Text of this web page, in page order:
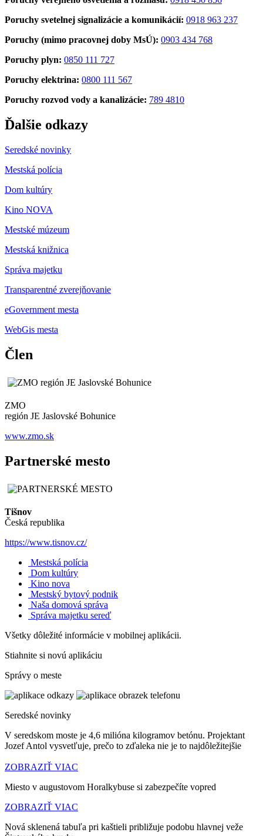
Poruchy svetelnej signalizácie a komunikácií: 0918 963 237
Poruchy (mimo pracovnej doby MsÚ): 0903 434 768
Poruchy plyn: 0850 111 727
Poruchy elektrina: 0800 111 567
Poruchy rozvod vody a kanalizácie: 789 4810
Ďalšie odkazy
Seredské novinky
Mestská polícia
Dom kultúry
Kino NOVA
Mestské múzeum
Mestská knižnica
Správa majetku
Transparentné zverejňovanie
eGovernment mesta
WebGis mesta
Člen
ZMO
región JE Jaslovské Bohunice
www.zmo.sk
Partnerské mesto
Tišnov
Česká republika
https://www.tisnov.cz/
Mestská polícia
Dom kultúry
Kino nova
Mestský bytový podnik
Naša domová správa
Správa majetku sereď
Všetky dôležité informácie v mobilnej aplikácii.
Stiahnite si novú aplikáciu
Správy o meste
Seredské novinky
V seredskom moste je 4,6 milióna kilogramov betónu. Projektant
Jozef Antol vysvetľuje, prečo to zďaleka nie je to najdôležitejšie
ZOBRAZIŤ VIAC
Miesto v augustovom Horalkybuse si zabezpečíte vopred
ZOBRAZIŤ VIAC
Nová sklenená tabuľa pri kaštieli približuje podobu hlavnej veže